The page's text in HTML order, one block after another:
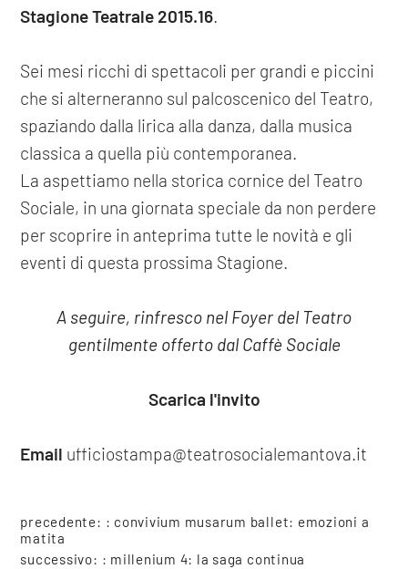
Stagione Teatrale 2015.16.
Sei mesi ricchi di spettacoli per grandi e piccini
che si alterneranno sul palcoscenico del Teatro,
spaziando dalla lirica alla danza, dalla musica
classica a quella più contemporanea.
La aspettiamo nella storica cornice del Teatro
Sociale, in una giornata speciale da non perdere
per scoprire in anteprima tutte le novità e gli
eventi di questa prossima Stagione.
A seguire, rinfresco nel Foyer del Teatro
gentilmente offerto dal Caffè Sociale
Scarica l'invito
Email ufficiostampa@teatrosocialemantova.it
precedente: : convivium musarum ballet: emozioni a
matita
successivo: : millenium 4: la saga continua